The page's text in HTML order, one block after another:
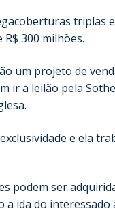
triplas
300 milhões.
um projeto de
ir a leilão pela
e ela
podem ser
a ida do interessado